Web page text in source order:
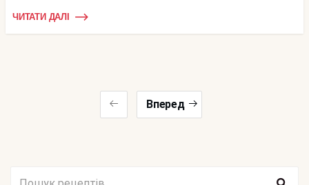
ЧИТАТИ ДАЛІ
Вперед